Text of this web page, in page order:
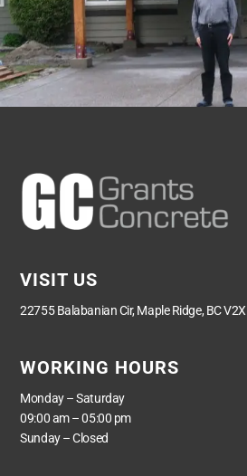
VISIT US
22755 Balabanian Cir, Maple Ridge, BC
WORKING HOURS
Monday – Saturday
09:00 am – 05:00 pm
Sunday – Closed